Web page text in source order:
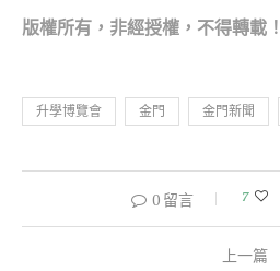
版權所有，非經授權，不得轉載！
升學博覽會 金門 金門新聞
0 留言 7
上一篇